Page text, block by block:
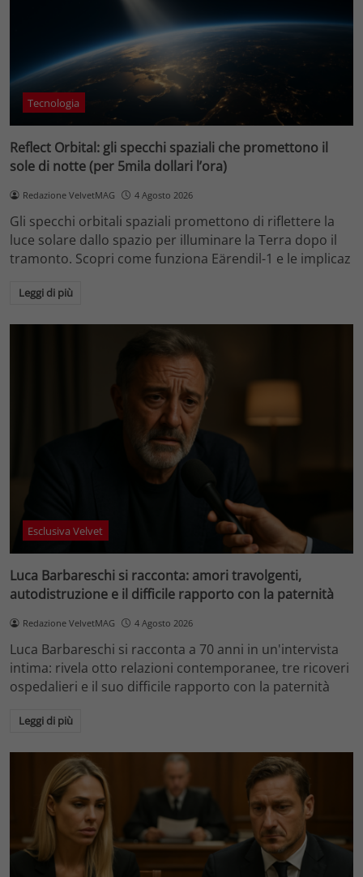
Tecnologia
Reflect Orbital: gli specchi spaziali che promettono il
sole di notte (per 5mila dollari l’ora)
Redazione VelvetMAG 4 Agosto 2026
Gli specchi orbitali spaziali promettono di riflettere la
luce solare dallo spazio per illuminare la Terra dopo il
tramonto. Scopri come funziona Eärendil-1 e le implicaz
Leggi di più
Esclusiva Velvet
Luca Barbareschi si racconta: amori travolgenti,
autodistruzione e il difficile rapporto con la paternità
Redazione VelvetMAG 4 Agosto 2026
Luca Barbareschi si racconta a 70 anni in un'intervista
intima: rivela otto relazioni contemporanee, tre ricoveri
ospedalieri e il suo difficile rapporto con la paternità
Leggi di più